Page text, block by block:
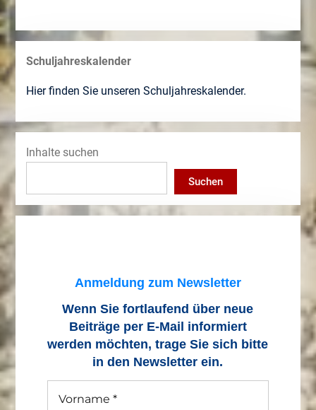
Schuljahreskalender
Hier finden Sie unseren Schuljahreskalender.
Inhalte suchen
Suchen
Anmeldung zum Newsletter
Wenn Sie fortlaufend über neue
Beiträge per E-Mail informiert
werden möchten, trage Sie sich bitte
in den Newsletter ein.